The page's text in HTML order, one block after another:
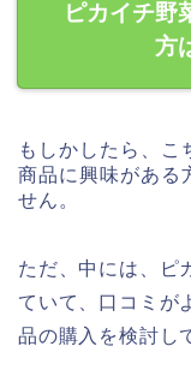
ピカイチ野
方
もしかしたら、こ
商品に興味がある
せん。
ただ、中には、ピ
ていて、口コミが
品の購入を検討し